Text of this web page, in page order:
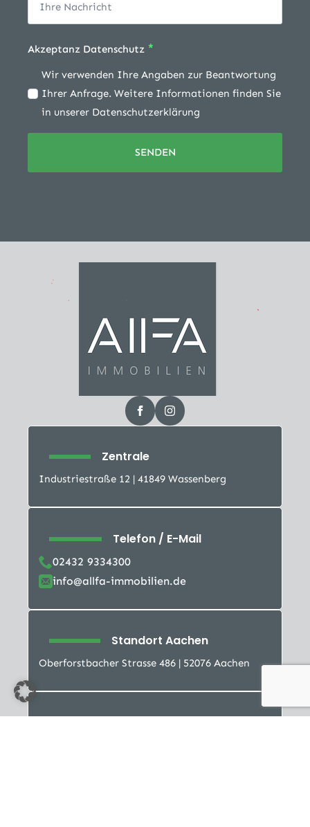
Akzeptanz Datenschutz *
Wir verwenden Ihre Angaben zur Beantwortung
Ihrer Anfrage. Weitere Informationen finden Sie
in unserer Datenschutzerklärung
SENDEN
Zentrale
Industriestraße 12 | 41849 Wassenberg
Telefon / E-Mail
02432 9334300
info@allfa-immobilien.de
Standort Aachen
Oberforstbacher Strasse 486 | 52076 Aachen